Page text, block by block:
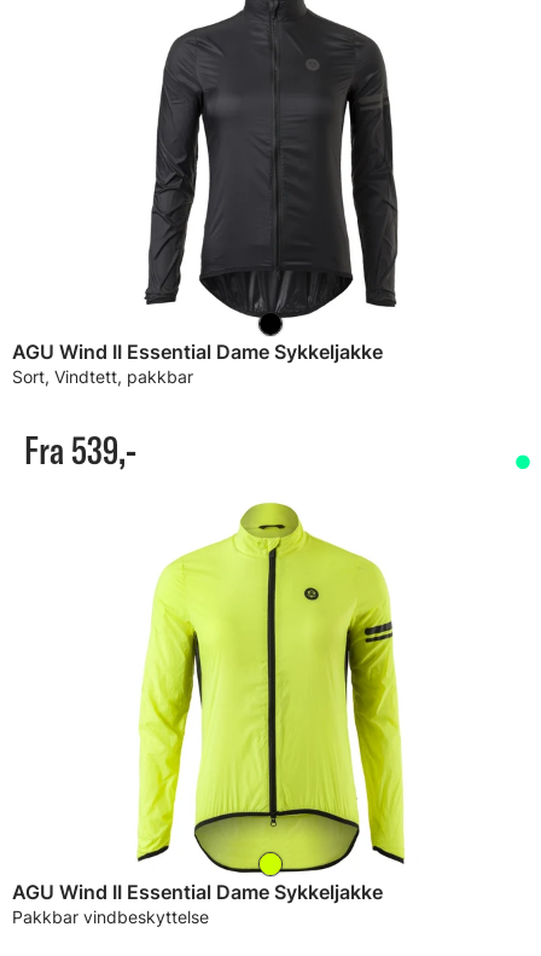
AGU Wind II Essential Dame Sykkeljakke
Sort, Vindtett, pakkbar
Fra 539,-
AGU Wind II Essential Dame Sykkeljakke
Pakkbar vindbeskyttelse